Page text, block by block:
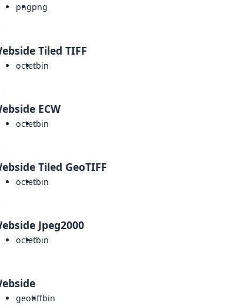
pngpng
Tiled TIFF
octetbin
ECW
octetbin
Tiled GeoTIFF
octetbin
Jpeg2000
octetbin
geotiffbin